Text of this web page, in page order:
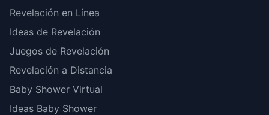
Revelación en Línea
Ideas de Revelación
Juegos de Revelación
Revelación a Distancia
Baby Shower Virtual
Ideas Baby Shower